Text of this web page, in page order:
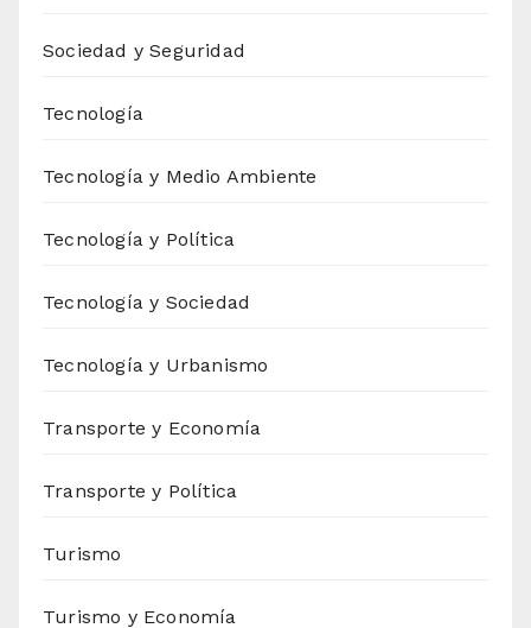
Sociedad y Seguridad
Tecnología
Tecnología y Medio Ambiente
Tecnología y Política
Tecnología y Sociedad
Tecnología y Urbanismo
Transporte y Economía
Transporte y Política
Turismo
Turismo y Economía